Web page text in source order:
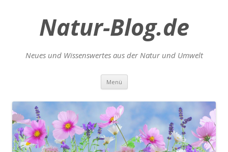
Natur-Blog.de
Neues und Wissenswertes aus der Natur und Umwelt
Menü Zum
springen